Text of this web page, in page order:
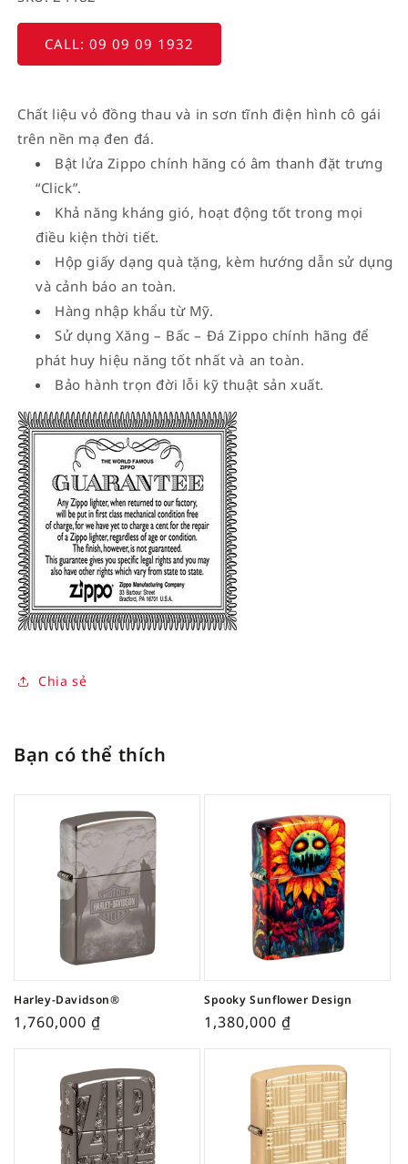
CALL: 09 09 09 1932
Chất liệu vỏ đồng thau và in sơn tĩnh điện hình cô gái
trên nền mạ đen đá.
Bật lửa Zippo chính hãng có âm thanh đặt trưng
“Click”.
Khả năng kháng gió, hoạt động tốt trong mọi
điều kiện thời tiết.
Hộp giấy dạng quà tặng, kèm hướng dẫn sử dụng
và cảnh báo an toàn.
Hàng nhập khẩu từ Mỹ.
Sử dụng Xăng – Bấc – Đá Zippo chính hãng để
phát huy hiệu năng tốt nhất và an toàn.
Bảo hành trọn đời lỗi kỹ thuật sản xuất.
Chia sẻ
Bạn có thể thích
Harley-Davidson®
1,760,000 ₫
Spooky Sunflower Design
1,380,000 ₫